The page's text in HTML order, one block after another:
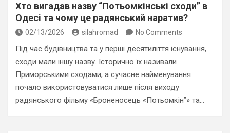
Хто вигадав назву “Потьомкінські сходи” в
Одесі та чому це радянський наратив?
02/13/2026 silahromad No Comments
Під час будівництва та у перші десятиліття існування,
сходи мали іншу назву. Історично їх називали
Приморськими сходами, а сучасне найменування
почало використовуватися лише після виходу
радянського фільму «Броненосець «Потьомкін”» та…